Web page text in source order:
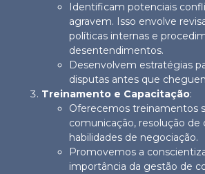
Identificam potenciais
agravem. Isso envolve
políticas internas e
desentendimentos.
Desenvolvem estratégias
disputas antes que
Treinamento e Capacitação:
Oferecemos treinamentos
comunicação, resolução de
habilidades de negociação.
Promovemos a
importância da gestão de